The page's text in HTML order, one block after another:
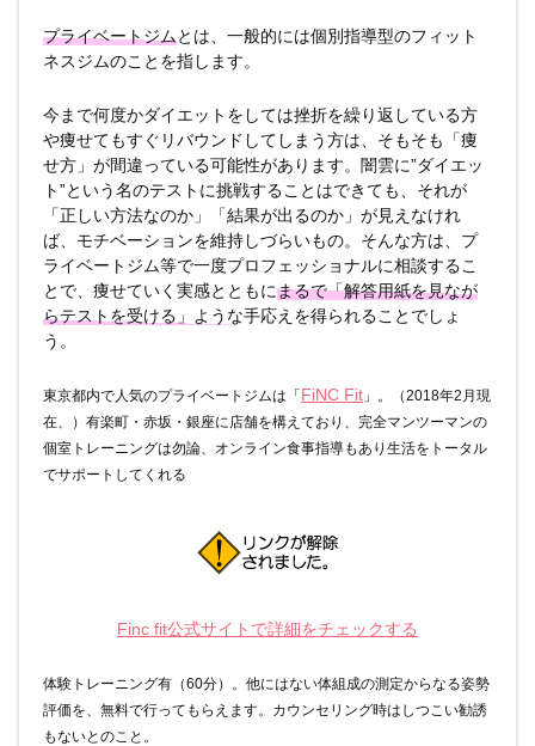
プライベートジムとは、一般的には個別指導型のフィット
ネスジムのことを指します。
今まで何度かダイエットをしては挫折を繰り返している方
や痩せてもすぐリバウンドしてしまう方は、そもそも「痩
せ方」が間違っている可能性があります。闇雲に”ダイエッ
ト”という名のテストに挑戦することはできても、それが
「正しい方法なのか」「結果が出るのか」が見えなけれ
ば、モチベーションを維持しづらいもの。そんな方は、プ
ライベートジム等で一度プロフェッショナルに相談するこ
とで、痩せていく実感とともにまるで「解答用紙を見なが
らテストを受ける」ような手応え を得られることでしょ
う。
東京都内で人気のプライベートジムは「FiNC Fit 」。（2018年2月現
在、）有楽町・赤坂・銀座に店舗を構えており、完全マンツーマンの
個室トレーニングは勿論、オンライン食事指導もあり生活をトータル
でサポートしてくれる
Finc fit公式サイトで詳細をチェックする
体験トレーニング有（60分）。他にはない体組成の測定からなる姿勢
評価を、無料で行ってもらえます。カウンセリング時はしつこい勧誘
もないとのこと。